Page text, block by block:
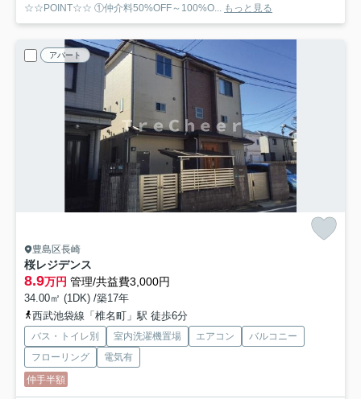
☆☆POINT☆☆ ①仲介料50%OFF～100%O...
もっと見る
アパート
豊島区長崎
桜レジデンス
8.9万円 管理/共益費3,000円
34.00㎡ (1DK) /築17年
西武池袋線「椎名町」駅 徒歩6分
バス・トイレ別 室内洗濯機置場 エアコン
バルコニー
フローリング
電気有
仲手半額